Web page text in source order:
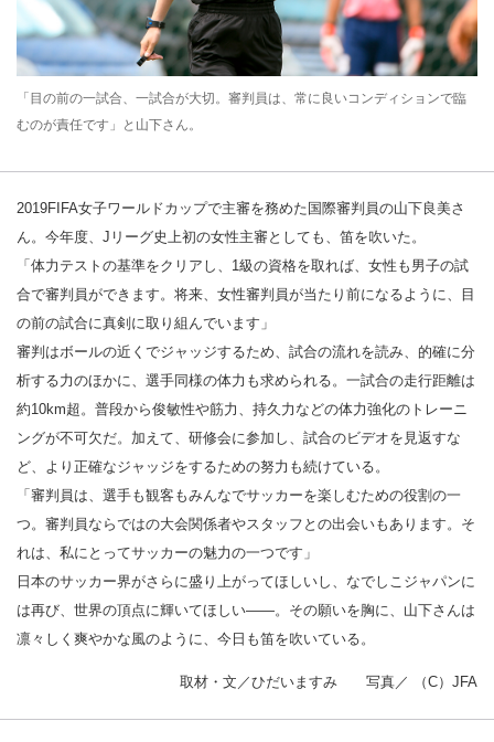
「目の前の一試合、一試合が大切。審判員は、常に良いコンディションで臨
むのが責任です」と山下さん。
2019FIFA女子ワールドカップで主審を務めた国際審判員の山下良美さ
ん。今年度、Jリーグ史上初の女性主審としても、笛を吹いた。
「体力テストの基準をクリアし、1級の資格を取れば、女性も男子の試
合で審判員ができます。将来、女性審判員が当たり前になるように、目
の前の試合に真剣に取り組んでいます」
審判はボールの近くでジャッジするため、試合の流れを読み、的確に分
析する力のほかに、選手同様の体力も求められる。一試合の走行距離は
約10km超。普段から俊敏性や筋力、持久力などの体力強化のトレーニ
ングが不可欠だ。加えて、研修会に参加し、試合のビデオを見返すな
ど、より正確なジャッジをするための努力も続けている。
「審判員は、選手も観客もみんなでサッカーを楽しむための役割の一
つ。審判員ならではの大会関係者やスタッフとの出会いもあります。そ
れは、私にとってサッカーの魅力の一つです」
日本のサッカー界がさらに盛り上がってほしいし、なでしこジャパンに
は再び、世界の頂点に輝いてほしい――。その願いを胸に、山下さんは
凛々しく爽やかな風のように、今日も笛を吹いている。
取材・文／ひだいますみ 写真／ （C）JFA